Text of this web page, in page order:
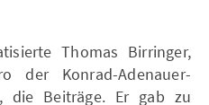
Thomas Birringer,
der Konrad-Adenauer-
die Beiträge. Er gab zu